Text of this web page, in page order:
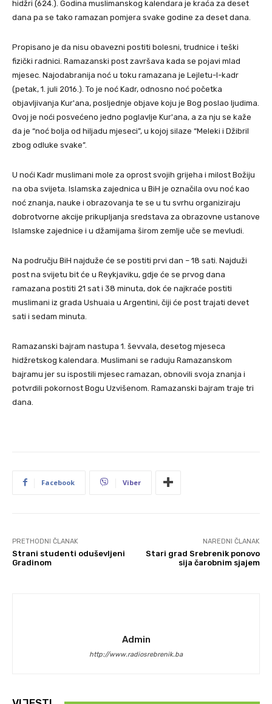
hidžri (624.). Godina muslimanskog kalendara je kraća za deset
dana pa se tako ramazan pomjera svake godine za deset dana.
Propisano je da nisu obavezni postiti bolesni, trudnice i teški
fizički radnici. Ramazanski post završava kada se pojavi mlad
mjesec. Najodabranija noć u toku ramazana je Lejletu-l-kadr
(petak, 1. juli 2016.). To je noć Kadr, odnosno noć početka
objavljivanja Kur'ana, posljednje objave koju je Bog poslao ljudima.
Ovoj je noći posvećeno jedno poglavlje Kur'ana, a za nju se kaže
da je “noć bolja od hiljadu mjeseci”, u kojoj silaze “Meleki i Džibril
zbog odluke svake”.
U noći Kadr muslimani mole za oprost svojih grijeha i milost Božiju
na oba svijeta. Islamska zajednica u BiH je označila ovu noć kao
noć znanja, nauke i obrazovanja te se u tu svrhu organiziraju
dobrotvorne akcije prikupljanja sredstava za obrazovne ustanove
Islamske zajednice i u džamijama širom zemlje uče se mevludi.
Na području BiH najduže će se postiti prvi dan – 18 sati. Najduži
post na svijetu bit će u Reykjaviku, gdje će se prvog dana
ramazana postiti 21 sat i 38 minuta, dok će najkraće postiti
muslimani iz grada Ushuaia u Argentini, čiji će post trajati devet
sati i sedam minuta.
Ramazanski bajram nastupa 1. ševvala, desetog mjeseca
hidžretskog kalendara. Muslimani se raduju Ramazanskom
bajramu jer su ispostili mjesec ramazan, obnovili svoja znanja i
potvrdili pokornost Bogu Uzvišenom. Ramazanski bajram traje tri
dana.
Facebook Viber
PRETHODNI ČLANAK
Strani studenti oduševljeni
Gradinom
NAREDNI ČLANAK
Stari grad Srebrenik ponovo
sija čarobnim sjajem
Admin
http://www.radiosrebrenik.ba